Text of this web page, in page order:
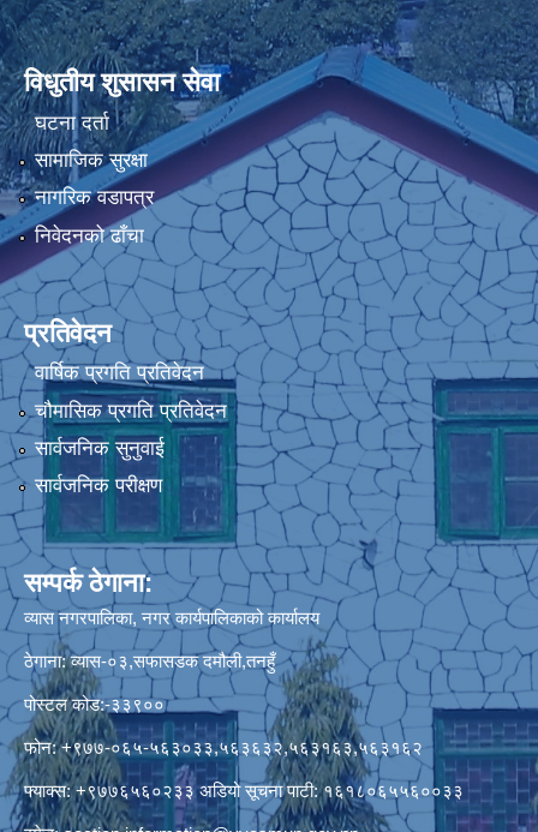
विधुतीय शुसासन सेवा
घटना दर्ता
सामाजिक सुरक्षा
नागरिक वडापत्र
निवेदनको ढाँचा
प्रतिवेदन
वार्षिक प्रगति प्रतिवेदन
चौमासिक प्रगति प्रतिवेदन
सार्वजनिक सुनुवाई
सार्वजनिक परीक्षण
सम्पर्क ठेगाना:
व्यास नगरपालिका, नगर कार्यपालिकाको कार्यालय
ठेगाना: व्यास-०३,सफासडक दमौली,तनहुँ
पोस्टल कोड:-३३९००
फोन: +९७७-०६५-५६३०३३,५६३६३२,५६३१६३,५६३१६२
फ्याक्स: +९७७६५६०२३३ अडियो सूचना पाटी: १६१८०६५५६००३३